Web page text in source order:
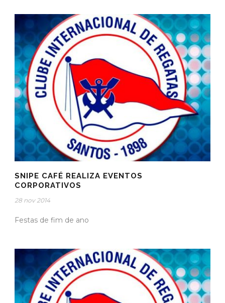
SNIPE CAFÉ REALIZA EVENTOS
CORPORATIVOS
28 nov 2014
Festas de fim de ano